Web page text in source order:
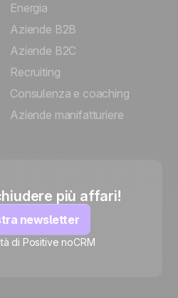
Energia
Aziende B2B
Aziende B2C
Recruiting
Consulenza e coaching
Aziende manifatturiere
più affari!
newsletter
di Positive noCRM